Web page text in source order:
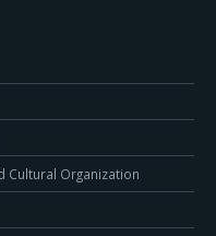
Cultural Organization